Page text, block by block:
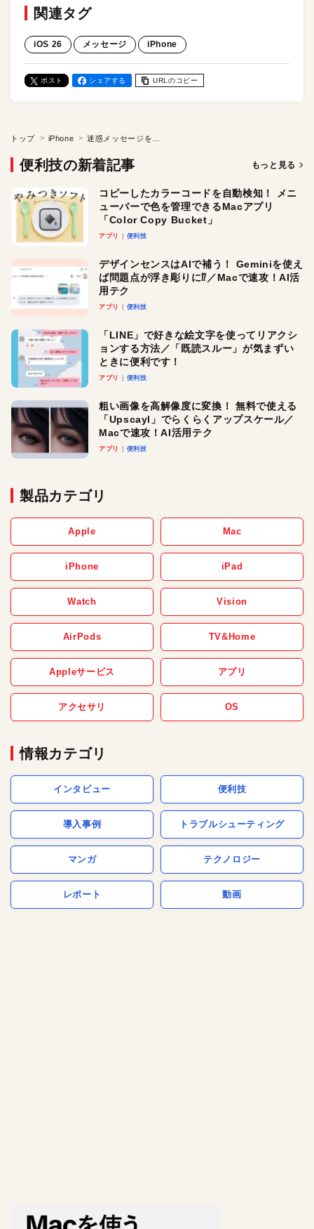
関連タグ
iOS 26 メッセージ iPhone
ポスト シェアする URLのコピー
トップ iPhone
便利技の新着記事 もっと見る
コピーしたカラーコードを自動検知！ メニ
ューバーで色を管理できるMacアプリ
「Color Copy Bucket」
アプリ 便利技
デザインセンスはAIで補う！ Geminiを使え
ば問題点が浮き彫りに⁉︎／Macで速攻！AI活
用テク
アプリ 便利技
「LINE」で好きな絵文字を使ってリアクシ
ョンする方法／「既読スルー」が気まずい
ときに便利です！
アプリ 便利技
粗い画像を高解像度に変換！ 無料で使える
「Upscayl」でらくらくアップスケール／
Macで速攻！AI活用テク
アプリ 便利技
製品カテゴリ
Apple Mac
iPhone iPad
Watch Vision
AirPods TV&Home
Appleサービス アプリ
アクセサリ OS
情報カテゴリ
インタビュー 便利技
導入事例 トラブルシューティング
マンガ テクノロジー
レポート 動画